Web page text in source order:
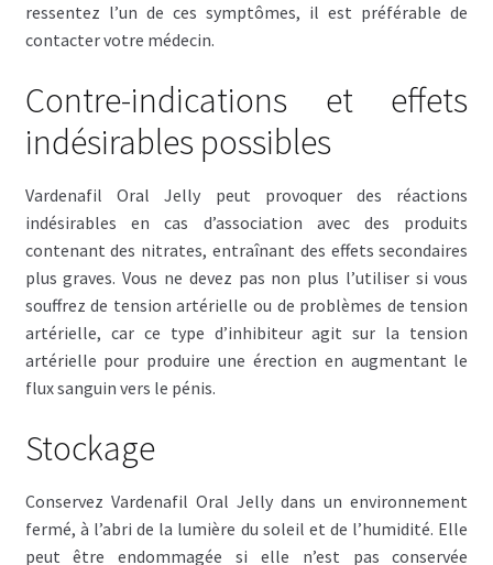
ressentez l’un de ces symptômes, il est préférable de
contacter votre médecin.
Contre-indications et effets
indésirables possibles
Vardenafil Oral Jelly peut provoquer des réactions
indésirables en cas d’association avec des produits
contenant des nitrates, entraînant des effets secondaires
plus graves. Vous ne devez pas non plus l’utiliser si vous
souffrez de tension artérielle ou de problèmes de tension
artérielle, car ce type d’inhibiteur agit sur la tension
artérielle pour produire une érection en augmentant le
flux sanguin vers le pénis.
Stockage
Conservez Vardenafil Oral Jelly dans un environnement
fermé, à l’abri de la lumière du soleil et de l’humidité. Elle
peut être endommagée si elle n’est pas conservée